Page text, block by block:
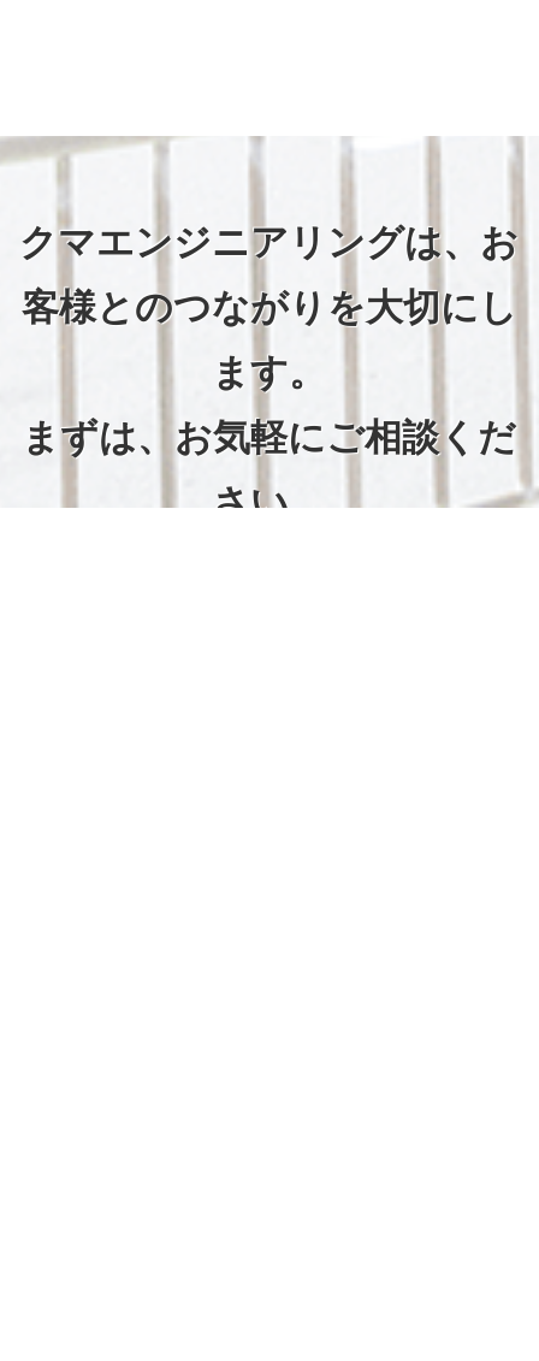
クマエンジニアリングは、お
客様とのつながりを大切にし
ます。
まずは、お気軽にご相談くだ
さい。